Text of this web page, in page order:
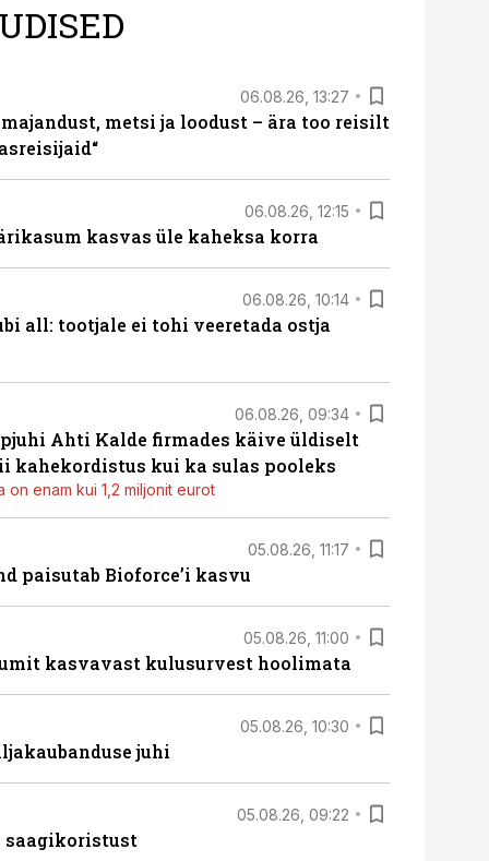
06.08.26, 13:27
metsi ja loodust – ära too reisilt
06.08.26, 12:15
kasvas üle kaheksa korra
06.08.26, 10:14
all: tootjale ei tohi veeretada ostja
06.08.26, 09:34
Ahti Kalde firmades käive üldiselt
kahekordistus kui ka sulas pooleks
on enam kui 1,2 miljonit eurot
05.08.26, 11:17
paisutab Bioforce’i kasvu
05.08.26, 11:00
kasvavast kulusurvest hoolimata
05.08.26, 10:30
juhi
05.08.26, 09:22
saagikoristust